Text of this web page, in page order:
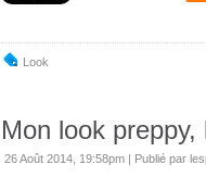
Look
Mon look
26 Août 2014, 19:58pm | Publié par